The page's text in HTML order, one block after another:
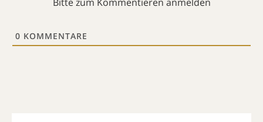
0 KOMMENTARE